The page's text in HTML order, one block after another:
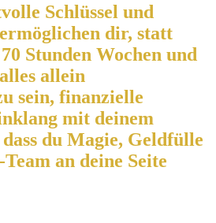
Schlüssel und
ermöglichen dir, statt
Stunden Wochen und
allein
sein, finanzielle
mit deinem
du Magie, Geldfülle
an deine Seite